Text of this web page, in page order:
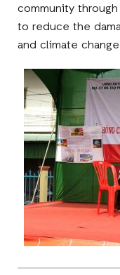
community
to reduce the
and climate